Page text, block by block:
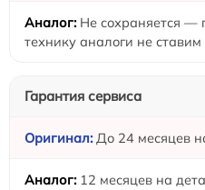
Не сохраняется —
технику аналоги не ставим
Гарантия сервиса
До 24 месяцев
12 месяцев на